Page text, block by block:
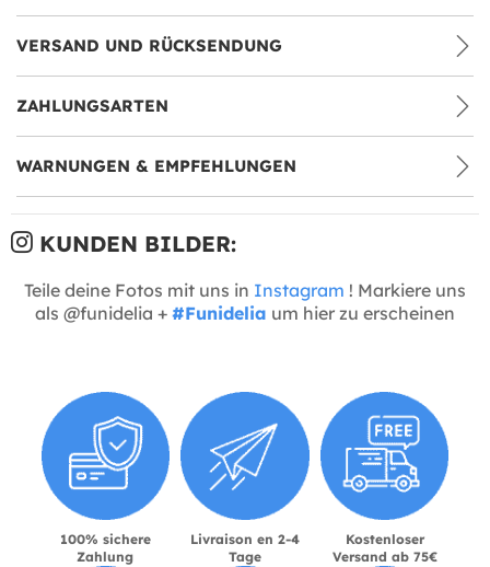
VERSAND UND RÜCKSENDUNG
ZAHLUNGSARTEN
WARNUNGEN & EMPFEHLUNGEN
KUNDEN BILDER:
Teile deine Fotos mit uns in Instagram ! Markiere uns
als @funidelia + #Funidelia um hier zu erscheinen
100% sichere
Zahlung
Livraison en 2-4
Tage
Kostenloser
Versand ab 75€